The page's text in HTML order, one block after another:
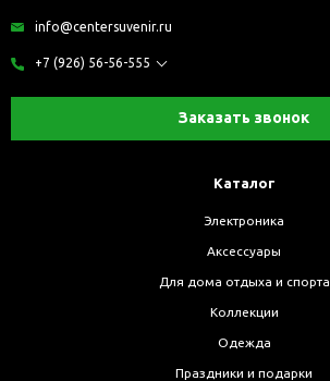
info@centersuvenir.ru
+7 (926) 56-56-555
Заказать звонок
Каталог
Электроника
Аксессуары
Для дома отдыха и спорта
Коллекции
Одежда
Праздники и подарки